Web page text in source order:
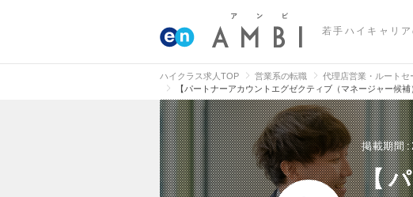
若手ハイキャリ
ハイクラス求人TOP 営業系の転職
代理店営業・ルートセ
【パートナーアカウントエグゼクティブ（マネージャー候
掲載期間
【